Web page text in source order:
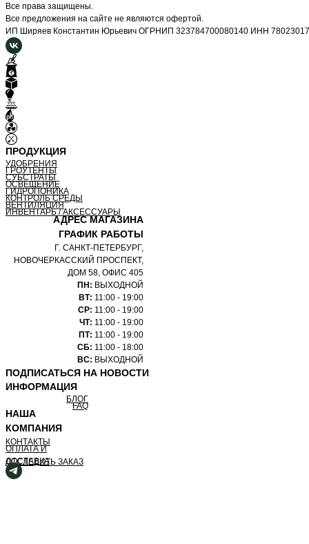
Все права защищены.
Все предложения на сайте не являются офертой.
ИП Ширяев Константин Юрьевич ОГРНИП 323784700080140 ИНН
ПРОДУКЦИЯ
УДОБРЕНИЯ
ГРОУТЕНТЫ
СУБСТРАТЫ
ОСВЕЩЕНИЕ
ГИДРОПОНИКА
КОНТРОЛЬ СРЕДЫ
ВЕНТИЛЯЦИЯ
ИНВЕНТАРЬ / АКСЕССУАРЫ
АДРЕС МАГАЗИНА
ГРАФИК РАБОТЫ
Г. САНКТ-ПЕТЕРБУРГ,
НОВОЧЕРКАССКИЙ ПРОСПЕКТ,
ДОМ 58, ОФИС 405
ПН: ВЫХОДНОЙ
ВТ: 11:00 - 19:00
СР: 11:00 - 19:00
ЧТ: 11:00 - 19:00
ПТ: 11:00 - 19:00
СБ: 11:00 - 18:00
ВС: ВЫХОДНОЙ
ПОДПИСАТЬСЯ НА НОВОСТИ
ИНФОРМАЦИЯ
БЛОГ
FAQ
НАША
КОМПАНИЯ
КОНТАКТЫ
ОПЛАТА И
ДОСТАВКА
ОТСЛЕДИТЬ ЗАКАЗ